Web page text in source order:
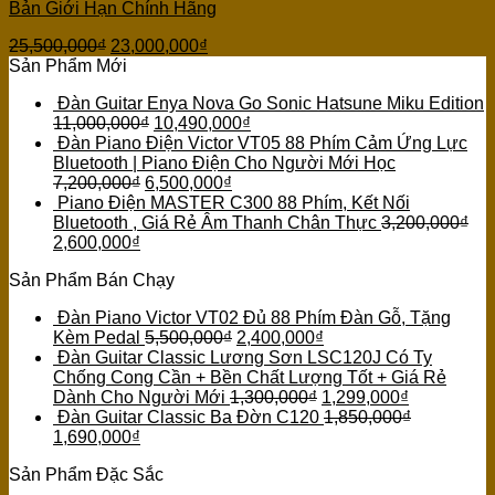
Bản Giới Hạn Chính Hãng
25,500,000₫ 23,000,000₫
Sản Phẩm Mới
Đàn Guitar Enya Nova Go Sonic Hatsune Miku Edition
11,000,000₫ 10,490,000₫
Đàn Piano Điện Victor VT05 88 Phím Cảm Ứng Lực
Bluetooth | Piano Điện Cho Người Mới Học
7,200,000₫ 6,500,000₫
Piano Điện MASTER C300 88 Phím, Kết Nối
Bluetooth , Giá Rẻ Âm Thanh Chân Thực 3,200,000₫
2,600,000₫
Sản Phẩm Bán Chạy
Đàn Piano Victor VT02 Đủ 88 Phím Đàn Gỗ, Tặng
Kèm Pedal 5,500,000₫ 2,400,000₫
Đàn Guitar Classic Lương Sơn LSC120J Có Ty
Chống Cong Cần + Bền Chất Lượng Tốt + Giá Rẻ
Dành Cho Người Mới 1,300,000₫ 1,299,000₫
Đàn Guitar Classic Ba Đờn C120 1,850,000₫
1,690,000₫
Sản Phẩm Đặc Sắc